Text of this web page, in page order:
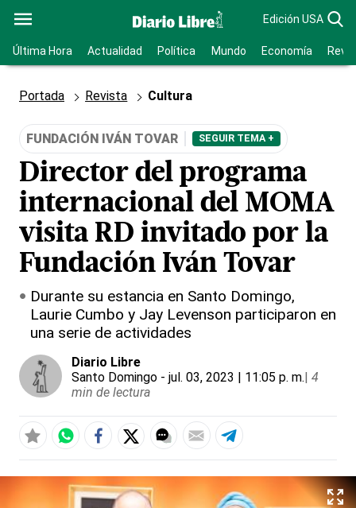
Edición USA
Última Hora Actualidad Política Mundo Economía
Portada Revista Cultura
FUNDACIÓN IVÁN TOVAR SEGUIR TEMA +
Director del programa
internacional del MOMA
visita RD invitado por la
Fundación Iván Tovar
Durante su estancia en Santo Domingo,
Laurie Cumbo y Jay Levenson participaron en
una serie de actividades
Diario Libre
Santo Domingo - jul. 03, 2023 | 11:05 p. m.| 4
min de lectura